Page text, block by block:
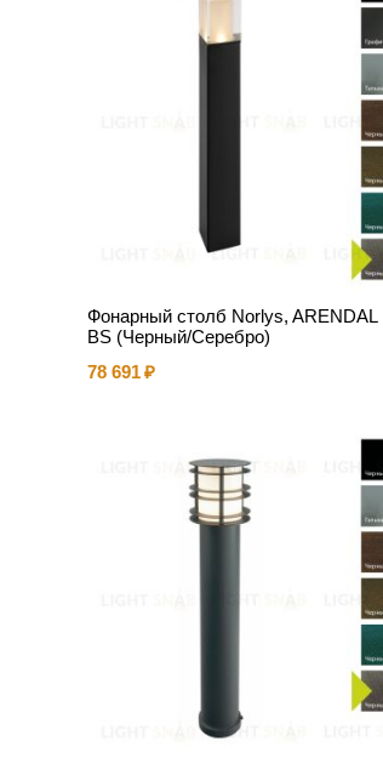
Фонарный столб Norlys, ARENDAL
BS (Черный/Серебро)
78 691